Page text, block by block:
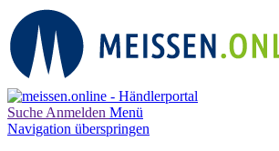
Suche Anmelden Menü
Navigation überspringen